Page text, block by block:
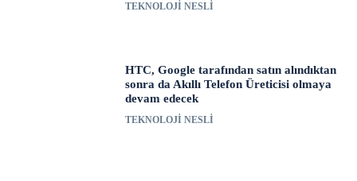
TEKNOLOJI NESLI
HTC, Google tarafından satın alındıktan
sonra da Akıllı Telefon Üreticisi olmaya
devam edecek
TEKNOLOJI NESLI